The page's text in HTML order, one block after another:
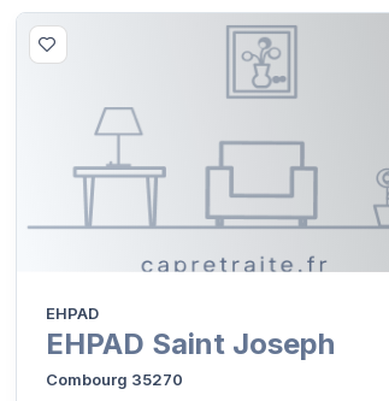
EHPAD
EHPAD Saint Joseph
Combourg 35270